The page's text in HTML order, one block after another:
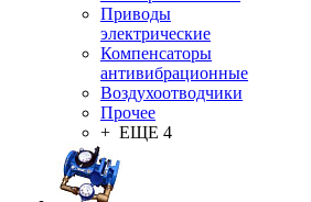
Приводы
электрические
Компенсаторы
антивибрационные
Воздухоотводчики
Прочее
+ ЕЩЕ 4